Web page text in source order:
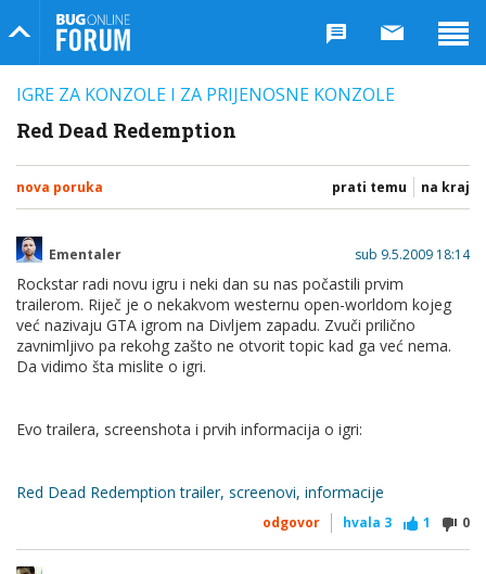
Bug Online Forum
IGRE ZA KONZOLE I ZA PRIJENOSNE KONZOLE
Red Dead Redemption
nova poruka prati temu na kraj
Ementaler sub 9.5.2009 18:14
Rockstar radi novu igru i neki dan su nas počastili prvim
trailerom. Riječ je o nekakvom westernu open-worldom kojeg
već nazivaju GTA igrom na Divljem zapadu. Zvuči prilično
zavnimljivo pa rekohg zašto ne otvorit topic kad ga već nema.
Da vidimo šta mislite o igri.
Evo trailera, screenshota i prvih informacija o igri:
Red Dead Redemption trailer, screenovi, informacije
odgovor hvala 3 1 0